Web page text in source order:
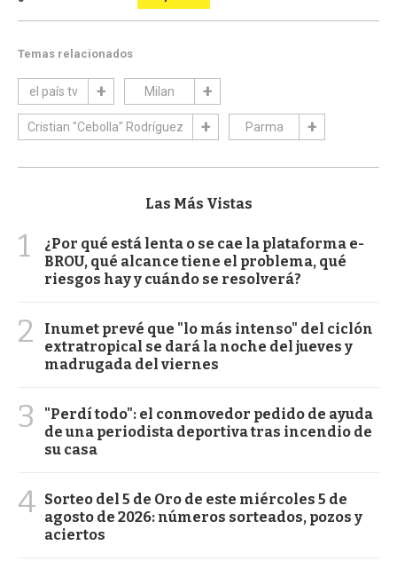
Temas relacionados
el país tv Milan
Cristian "Cebolla" Rodríguez Parma
Las Más Vistas
1
¿Por qué está lenta o se cae la plataforma e-
BROU, qué alcance tiene el problema, qué
riesgos hay y cuándo se resolverá?
2
Inumet prevé que "lo más intenso" del ciclón
extratropical se dará la noche del jueves y
madrugada del viernes
3
"Perdí todo": el conmovedor pedido de ayuda
de una periodista deportiva tras incendio de
su casa
4 Sorteo del 5 de Oro de este miércoles 5 de
agosto de 2026: números sorteados, pozos y
aciertos